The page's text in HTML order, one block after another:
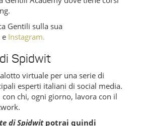
Gentili sulla sua
e Instagram.
Spidwit
virtuale per una serie di
esperti italiani di social media.
chi, ogni giorno, lavora con il
di Spidwitpotrai quindi